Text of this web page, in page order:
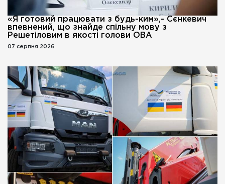
«Я готовий працювати з будь-ким»,- Сєнкевич
впевнений, що знайде спільну мову з
Решетіловим в якості голови ОВА
07 серпня 2026